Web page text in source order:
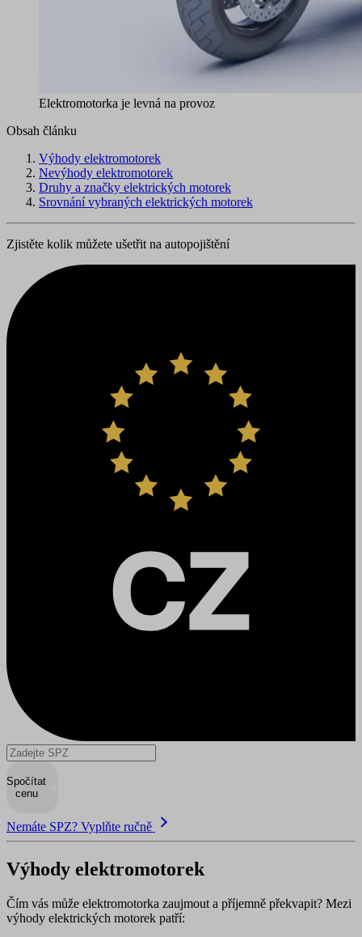
Elektromotorka je levná na provoz
Obsah článku
Výhody elektromotorek
Nevýhody elektromotorek
Druhy a značky elektrických motorek
Srovnání vybraných elektrických motorek
Zjistěte kolik můžete ušetřit na autopojištění
Spočítat
cenu
Nemáte SPZ? Vyplňte ručně
Výhody elektromotorek
Čím vás může elektromotorka zaujmout a příjemně překvapit? Mezi
výhody elektrických motorek patří: